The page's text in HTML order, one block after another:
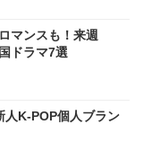
マンスも！来週
ドラマ7選
人K-POP個人ブラン